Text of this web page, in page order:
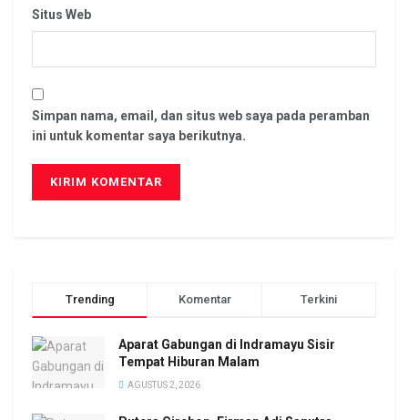
Situs Web
Simpan nama, email, dan situs web saya pada peramban
ini untuk komentar saya berikutnya.
Trending Komentar Terkini
Aparat Gabungan di Indramayu Sisir
Tempat Hiburan Malam
AGUSTUS 2, 2026